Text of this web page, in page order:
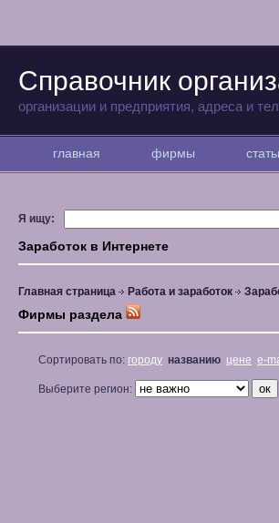
Справочник
организации и предприятия, адреса и
главная фирмы
Я ищу:
Заработок в Интернете
Главная страница Работа и заработок
Фирмы раздела
Сортировать по: городу названию цене e-
Выберите регион: